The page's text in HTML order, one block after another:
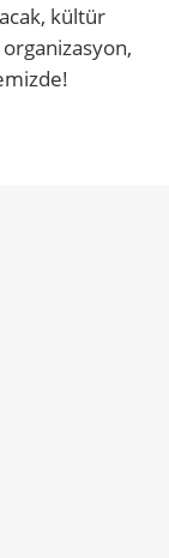
kültür